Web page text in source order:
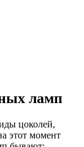
ламп
цоколей,
этот момент